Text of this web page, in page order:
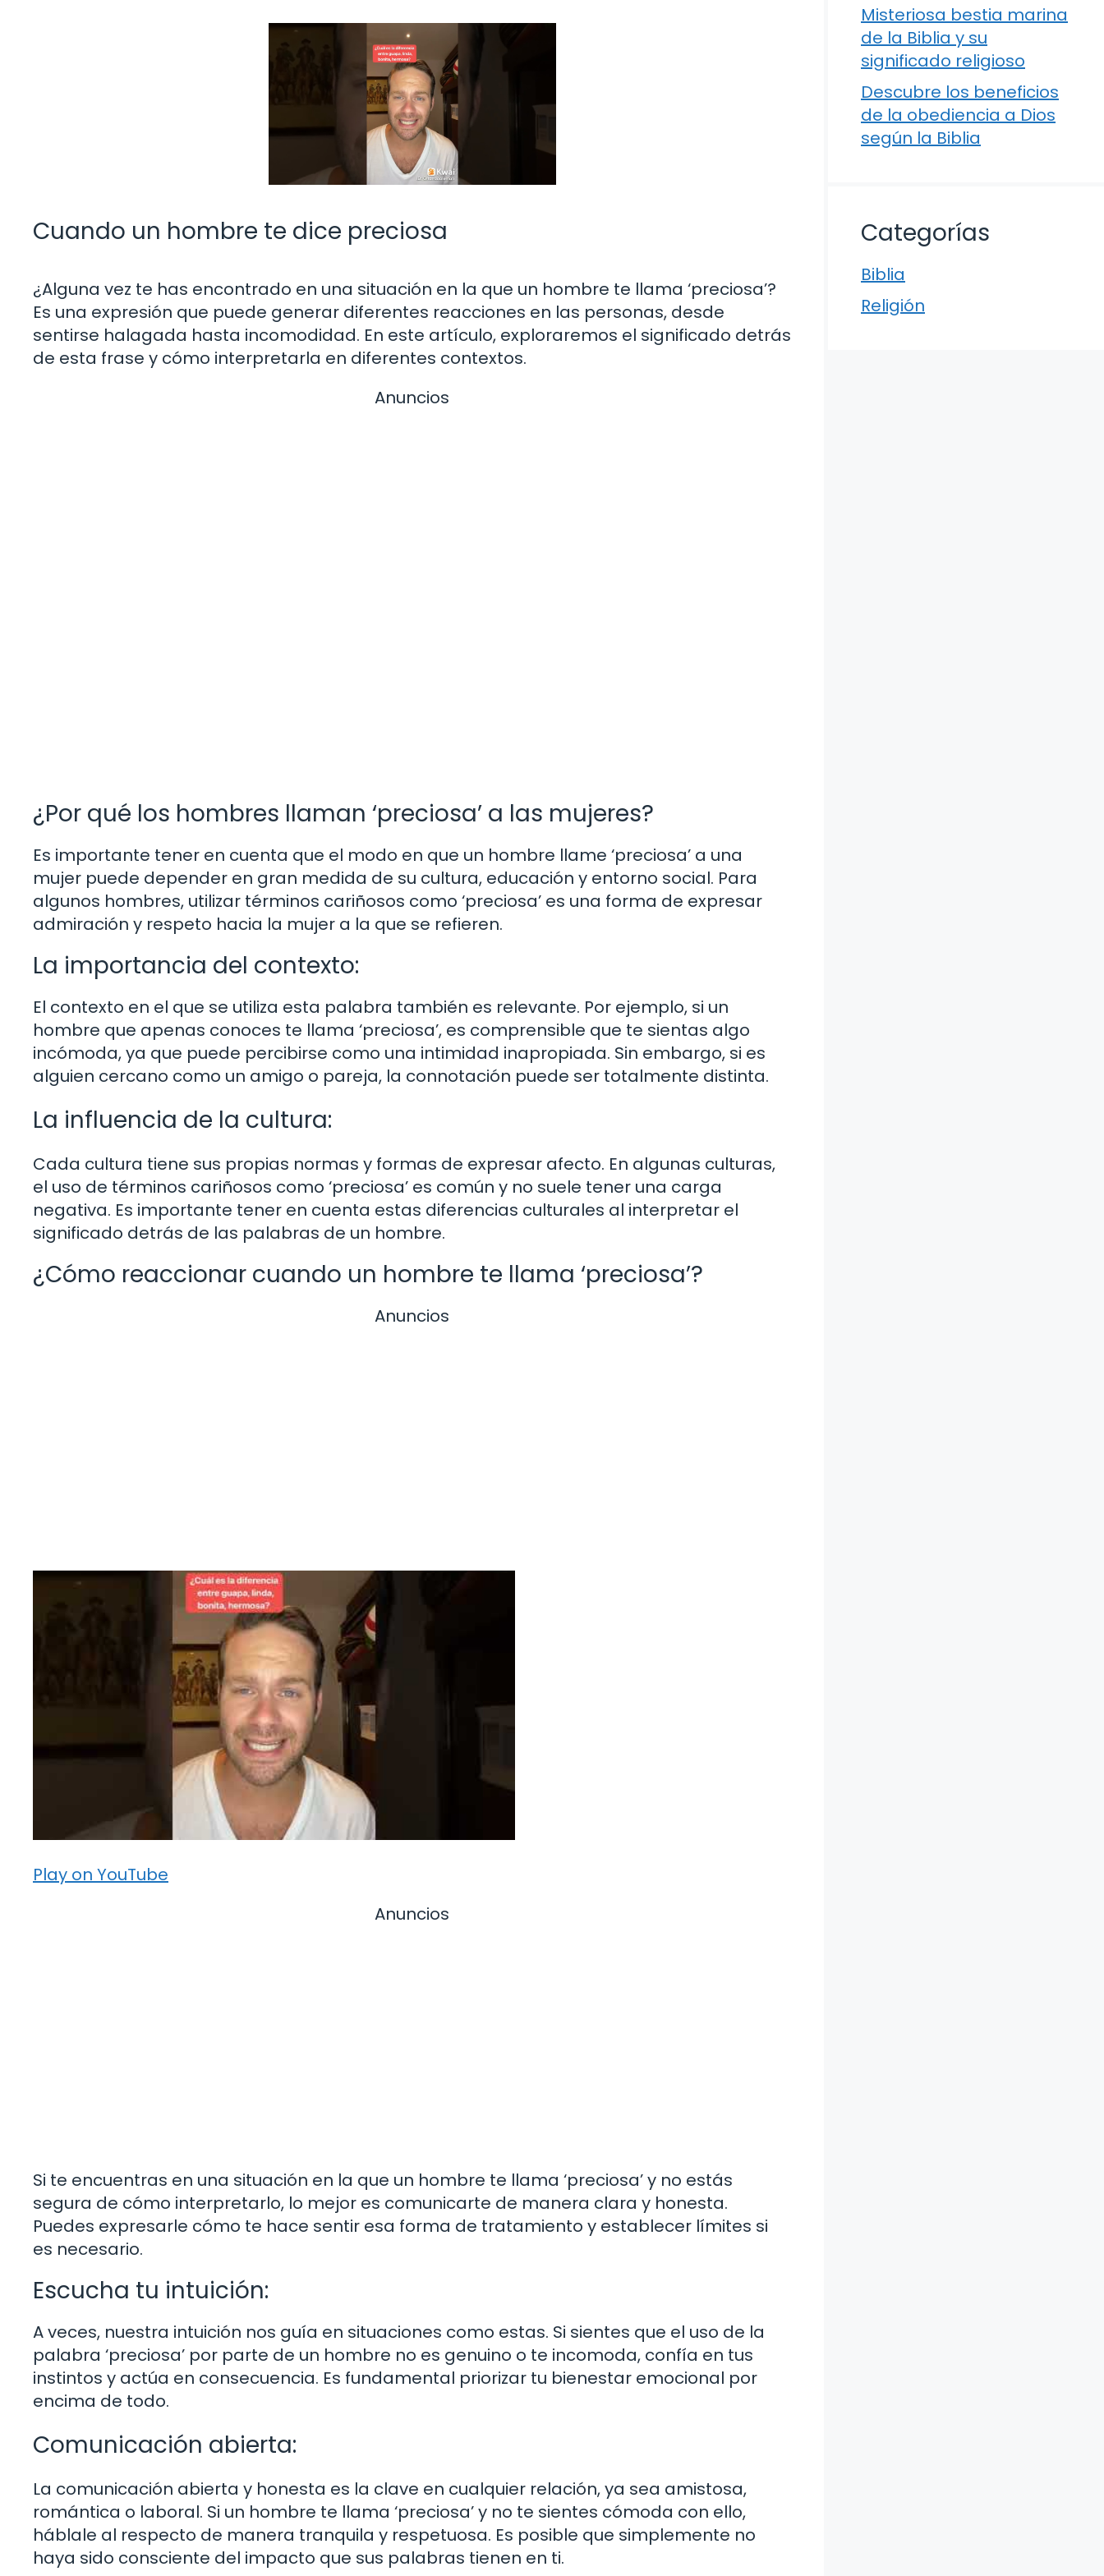
Cuando un hombre te dice preciosa
¿Alguna vez te has encontrado en una situación en la que un hombre te llama ‘preciosa’?
Es una expresión que puede generar diferentes reacciones en las personas, desde
sentirse halagada hasta incomodidad. En este artículo, exploraremos el significado detrás
de esta frase y cómo interpretarla en diferentes contextos.
Anuncios
¿Por qué los hombres llaman ‘preciosa’ a las mujeres?
Es importante tener en cuenta que el modo en que un hombre llame ‘preciosa’ a una
mujer puede depender en gran medida de su cultura, educación y entorno social. Para
algunos hombres, utilizar términos cariñosos como ‘preciosa’ es una forma de expresar
admiración y respeto hacia la mujer a la que se refieren.
La importancia del contexto:
El contexto en el que se utiliza esta palabra también es relevante. Por ejemplo, si un
hombre que apenas conoces te llama ‘preciosa’, es comprensible que te sientas algo
incómoda, ya que puede percibirse como una intimidad inapropiada. Sin embargo, si es
alguien cercano como un amigo o pareja, la connotación puede ser totalmente distinta.
La influencia de la cultura:
Cada cultura tiene sus propias normas y formas de expresar afecto. En algunas culturas,
el uso de términos cariñosos como ‘preciosa’ es común y no suele tener una carga
negativa. Es importante tener en cuenta estas diferencias culturales al interpretar el
significado detrás de las palabras de un hombre.
¿Cómo reaccionar cuando un hombre te llama ‘preciosa’?
Anuncios
Play on YouTube
Anuncios
Si te encuentras en una situación en la que un hombre te llama ‘preciosa’ y no estás
segura de cómo interpretarlo, lo mejor es comunicarte de manera clara y honesta.
Puedes expresarle cómo te hace sentir esa forma de tratamiento y establecer límites si
es necesario.
Escucha tu intuición:
A veces, nuestra intuición nos guía en situaciones como estas. Si sientes que el uso de la
palabra ‘preciosa’ por parte de un hombre no es genuino o te incomoda, confía en tus
instintos y actúa en consecuencia. Es fundamental priorizar tu bienestar emocional por
encima de todo.
Comunicación abierta:
La comunicación abierta y honesta es la clave en cualquier relación, ya sea amistosa,
romántica o laboral. Si un hombre te llama ‘preciosa’ y no te sientes cómoda con ello,
háblale al respecto de manera tranquila y respetuosa. Es posible que simplemente no
haya sido consciente del impacto que sus palabras tienen en ti.
Misteriosa bestia marina
de la Biblia y su
significado religioso
Descubre los beneficios
de la obediencia a Dios
según la Biblia
Categorías
Biblia
Religión